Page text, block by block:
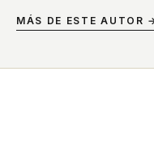
MÁS DE ESTE AUTOR